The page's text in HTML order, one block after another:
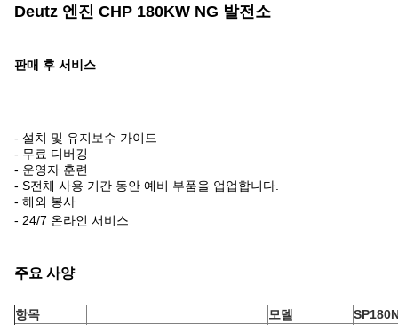
Deutz 엔진 CHP 180KW NG 발전소
판매 후 서비스
- 설치 및 유지보수 가이드
- 무료 디버깅
- 운영자 훈련
- S전체 사용 기간 동안 예비 부품을 업업합니다.
- 해외 봉사
- 24/7 온라인 서비스
주요 사양
항목 모델